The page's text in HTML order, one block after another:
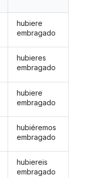
hubiere
embragado
hubieres
embragado
hubiere
embragado
hubiéremos
embragado
hubiereis
embragado